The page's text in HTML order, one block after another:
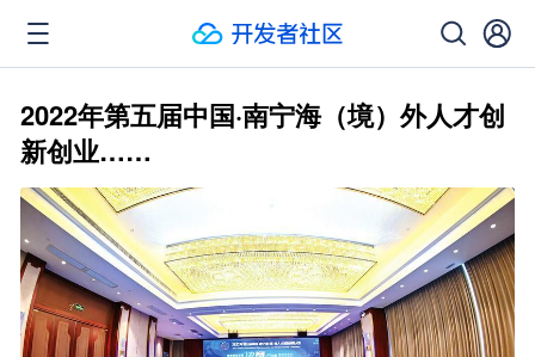
2022年第五届中国·南宁海（境）外人才创
新创业……